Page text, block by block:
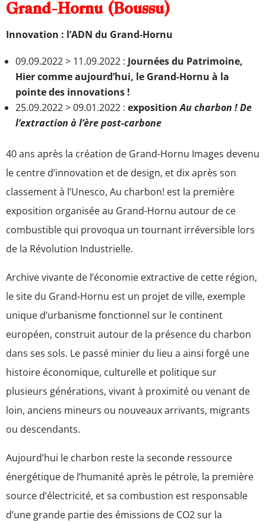
Grand-Hornu (Boussu)
Innovation : l’ADN du Grand-Hornu
09.09.2022 > 11.09.2022 : Journées du Patrimoine,
Hier comme aujourd’hui, le Grand-Hornu à la
pointe des innovations !
25.09.2022 > 09.01.2022 : expositionAu charbon ! De
l’extraction à l’ère post-carbone
40 ans après la création de Grand-Hornu Images devenu
le centre d’innovation et de design, et dix après son
classement à l’Unesco, Au charbon! est la première
exposition organisée au Grand-Hornu autour de ce
combustible qui provoqua un tournant irréversible lors
de la Révolution Industrielle.
Archive vivante de l’économie extractive de cette région,
le site du Grand-Hornu est un projet de ville, exemple
unique d’urbanisme fonctionnel sur le continent
européen, construit autour de la présence du charbon
dans ses sols. Le passé minier du lieu a ainsi forgé une
histoire économique, culturelle et politique sur
plusieurs générations, vivant à proximité ou venant de
loin, anciens mineurs ou nouveaux arrivants, migrants
ou descendants.
Aujourd’hui le charbon reste la seconde ressource
énergétique de l’humanité après le pétrole, la première
source d’électricité, et sa combustion est responsable
d’une grande partie des émissions de CO2 sur la